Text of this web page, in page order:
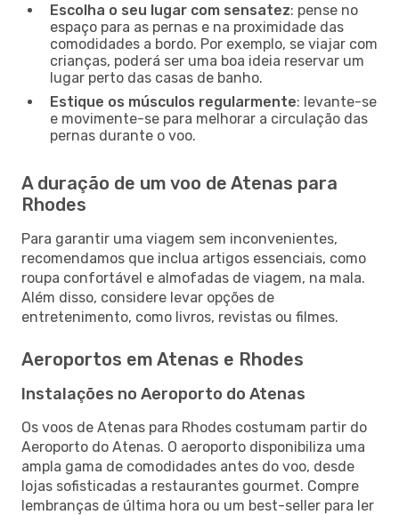
Escolha o seu lugar com sensatez: pense no
espaço para as pernas e na proximidade das
comodidades a bordo. Por exemplo, se viajar com
crianças, poderá ser uma boa ideia reservar um
lugar perto das casas de banho.
Estique os músculos regularmente: levante-se
e movimente-se para melhorar a circulação das
pernas durante o voo.
A duração de um voo de Atenas para
Rhodes
Para garantir uma viagem sem inconvenientes,
recomendamos que inclua artigos essenciais, como
roupa confortável e almofadas de viagem, na mala.
Além disso, considere levar opções de
entretenimento, como livros, revistas ou filmes.
Aeroportos em Atenas e Rhodes
Instalações no Aeroporto do Atenas
Os voos de Atenas para Rhodes costumam partir do
Aeroporto do Atenas. O aeroporto disponibiliza uma
ampla gama de comodidades antes do voo, desde
lojas sofisticadas a restaurantes gourmet. Compre
lembranças de última hora ou um best-seller para ler